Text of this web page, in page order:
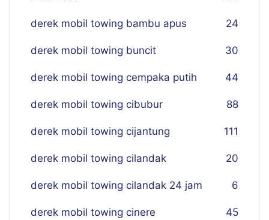
derek mobil towing bambu apus 24
derek mobil towing buncit 30
derek mobil towing cempaka putih 44
derek mobil towing cibubur 88
derek mobil towing cijantung 111
derek mobil towing cilandak 20
derek mobil towing cilandak 24 jam 6
derek mobil towing cinere 45